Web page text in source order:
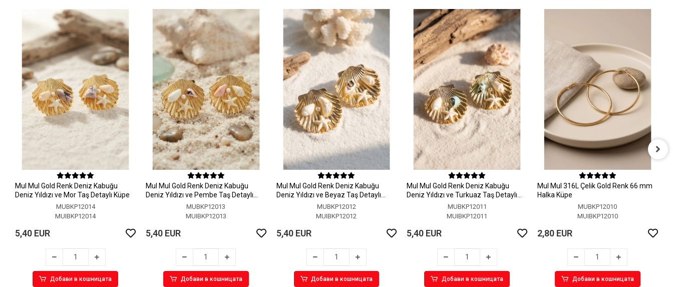
MuI MuI Gold Renk Deniz Kabuğu
Deniz Yıldızı ve Mor Taş Detaylı Küpe
MUBKP12014
MUIBKP12014
5,40 EUR
Добави в кошницата
MuI MuI Gold Renk Deniz Kabuğu
Deniz Yıldızı ve Pembe Taş Detaylı
MUBKP12013
MUIBKP12013
5,40 EUR
Добави в кошницата
MuI MuI Gold Renk Deniz Kabuğu
Deniz Yıldızı ve Beyaz Taş Detaylı
MUBKP12012
MUIBKP12012
5,40 EUR
Добави в кошницата
MuI MuI Gold Renk Deniz Kabuğu
Deniz Yıldızı ve Turkuaz Taş Detaylı
MUBKP12011
MUIBKP12011
5,40 EUR
Добави в кошницата
MuI MuI 316L Çelik Gold Renk 66 mm
Halka Küpe
MUBKP12010
MUIBKP12010
2,80 EUR
Добави в кошницата